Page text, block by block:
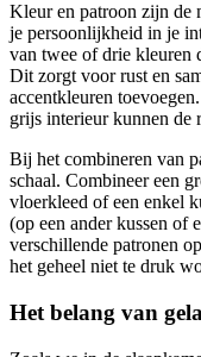
Kleur en patroon zijn de
je persoonlijkheid in je
van twee of drie kleuren
Dit zorgt voor rust en
accentkleuren
grijs interieur kunnen de
Bij het combineren van
schaal. Combineer een
vloerkleed of een enkel
(op een ander kussen of
verschillende patronen
het geheel niet te druk
Het belang van